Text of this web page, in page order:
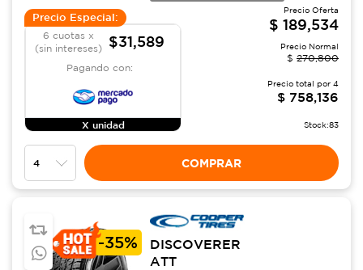
Precio Especial:
6 cuotas x
(sin intereses)
$31,589
Pagando con:
X unidad
Precio Oferta
$ 189,534
Precio Normal
$ 270,800
Precio total por 4
$ 758,136
Stock:83
COMPRAR
-35%
DISCOVERER
ATT